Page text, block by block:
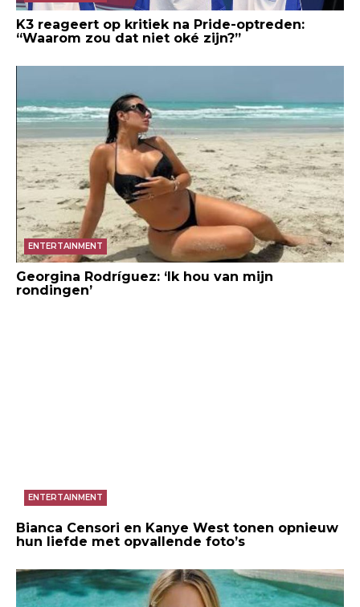
K3 reageert op kritiek na Pride-optreden:
“Waarom zou dat niet oké zijn?”
ENTERTAINMENT
Georgina Rodríguez: ‘Ik hou van mijn
rondingen’
ENTERTAINMENT
Bianca Censori en Kanye West tonen opnieuw
hun liefde met opvallende foto’s